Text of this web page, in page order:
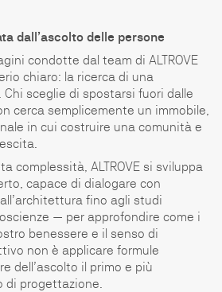
dall’ascolto delle persone
condotte dal team di ALTROVE
chiaro: la ricerca di una
sceglie di spostarsi fuori dalle
cerca semplicemente un immobile,
in cui costruire una comunità e
complessità, ALTROVE si sviluppa
capace di dialogare con
fino agli studi
— per approfondire come i
benessere e il senso di
non è applicare formule
dell’ascolto il primo e più
di progettazione.